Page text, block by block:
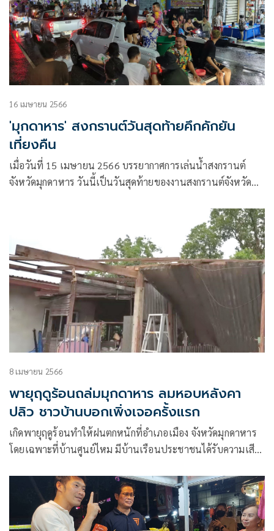
16 เมษายน 2566
'มุกดาหาร' สงกรานต์วันสุดท้ายคึกคักยัน
เที่ยงคืน
เมื่อวันที่ 15 เมษายน 2566 บรรยากาศการเล่นน้ำสงกรานต์
จังหวัดมุกดาหาร วันนี้เป็นวันสุดท้ายของงานสงกรานต์จังหวัด
8 เมษายน 2566
พายุฤดูร้อนถล่มมุกดาหาร ลมหอบหลังคา
ปลิว ชาวบ้านบอกเพิ่งเจอครั้งแรก
เกิดพายุฤดูร้อนทำให้ฝนตกหนักที่อำเภอเมือง จังหวัดมุกดาหาร
โดยเฉพาะที่บ้านศูนย์ไหม มีบ้านเรือนประชาชนได้รับความเสีย